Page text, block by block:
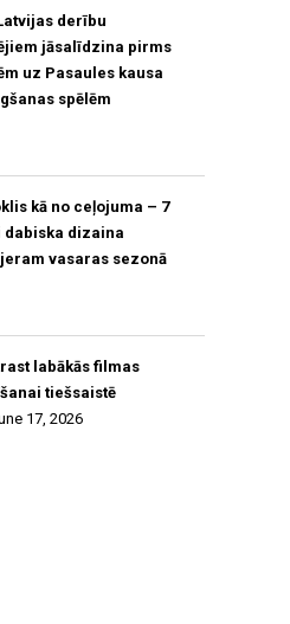
derību
jāsalīdzina pirms
uz Pasaules kausa
spēlēm
kā no ceļojuma – 7
dabiska dizaina
vasaras sezonā
labākās filmas
tiešsaistē
17, 2026